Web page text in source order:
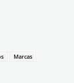
Marcas